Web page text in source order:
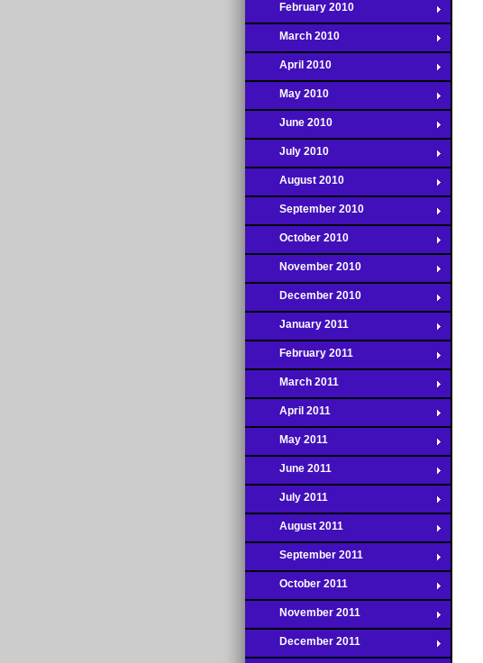
February 2010
March 2010
April 2010
May 2010
June 2010
July 2010
August 2010
September 2010
October 2010
November 2010
December 2010
January 2011
February 2011
March 2011
April 2011
May 2011
June 2011
July 2011
August 2011
September 2011
October 2011
November 2011
December 2011